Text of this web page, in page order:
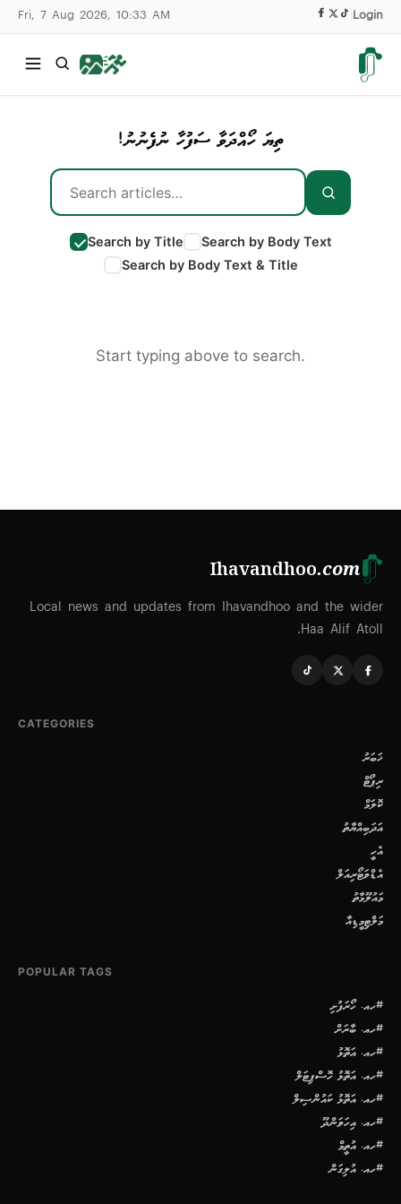
Fri, 7 Aug 2026, 10:33 AM Login
ތިޔަ ހޯއްދަވާ ސަފުހާ ނުފެނުނު!
Search by Title
Search by Body Text
Search by Body Text & Title
Start typing above to search.
Ihavandhoo.com
Local news and updates from Ihavandhoo and the wider
Haa Alif Atoll.
CATEGORIES
ޚަބަރު
ރިޕޯޓް
ކޮލަމް
އަދަބިއްޔާތު
އެހީ
އެޑްވަޓޯރިއަލް
މައުލޫމާތު
މަލްޓިމީޑިއާ
POPULAR TAGS
#ހއ. ހޯރަފުށި
#ހއ. ބާރަށް
#ހއ. އަތޮޅު
#ހއ. އަތޮޅު ހޮސްޕިޓަލް
#ހއ. އަތޮޅު ކައުންސިލް
#ހއ. އިހަވަންދޫ
#ހއ. އުތީމް
#ހއ. އުލިގަން